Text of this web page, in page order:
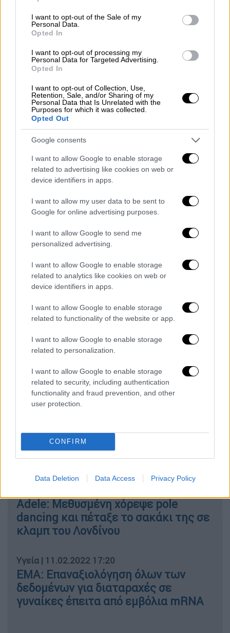
use your data for below specified purposes in below Google
consent section.
I want to opt-out of the Sale of my
Personal Data.
Opted In
I want to opt-out of processing my
Personal Data for Targeted Advertising.
Opted In
I want to opt-out of Collection, Use,
Retention, Sale, and/or Sharing of my
Personal Data that Is Unrelated with the
Purposes for which it was collected.
Opted Out
Google consents
I want to allow Google to enable storage
related to advertising like cookies on web or
device identifiers in apps.
I want to allow my user data to be sent to
Google for online advertising purposes.
I want to allow Google to send me
personalized advertising.
I want to allow Google to enable storage
related to analytics like cookies on web or
device identifiers in apps.
I want to allow Google to enable storage
related to functionality of the website or app.
I want to allow Google to enable storage
related to personalization.
I want to allow Google to enable storage
related to security, including authentication
functionality and fraud prevention, and other
user protection.
CONFIRM
Data Deletion Data Access Privacy Policy
μέχρι να διαλευκανθεί πλήρως η υπόθεση.
Πληροφορίες αναφέρουν ότι, εκτός από τις
διευθύνσεις των δύο σχολείων, ενήμερη και
αναμένεται να διαταχθεί ΕΔΕ,
προκειμένου να εξεταστεί αν ισχύουν τα
καταγγελλόμενα περιστατικά.
ΔΙΑΒΑΣΤΕ ΕΠΙΣΗΣ
Ελλάδα|11.02.2022 15:51
Εντός του 2022 η λύση στην
υπογειοποίηση του ηλεκτρικού στον
Πειραιά
Κόσμος|11.02.2022 16:25
δημοσιογράφο στο Αφγανιστάν
Αθλητισμός|11.02.2022 16:00
Σάκκαρη: Εντυπωσιακή εμφάνιση και
πρόκριση στα ημιτελικά του Όπεν
Αγίας Πετροπούπολης
Lifestyle|11.02.2022 16:18
Νότης Χριστοδούλου: «Η μητέρα μου
δεν μπόρεσε ποτέ να αποδεχτεί ότι
είμαι ομοφυλόφιλος»
Οικονομία|11.02.2022 16:44
ημερομηνίες για αιτήσεις - 25.000
θέσεις εργασίας στο πρόγραμμα του
ΟΑΕΔ
Adele: Μεθυσμένη χόρεψε pole
dancing και πέταξε το σακάκι της σε
κλαμπ του Λονδίνου
Υγεία | 11.02.2022 17:20
ΕΜΑ: Επαναξιολόγηση όλων των
δεδομένων για διαταραχές σε
γυναίκες έπειτα από εμβόλια mRNA